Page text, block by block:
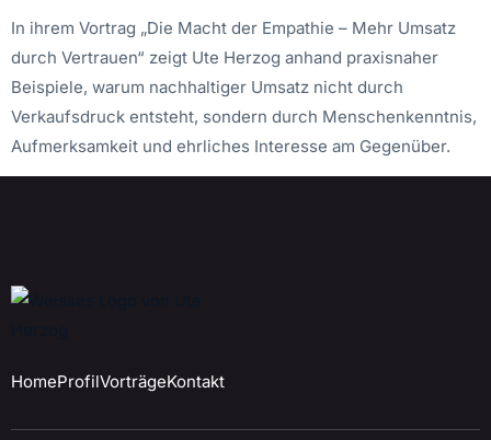
In ihrem Vortrag „Die Macht der Empathie – Mehr Umsatz
durch Vertrauen“ zeigt Ute Herzog anhand praxisnaher
Beispiele, warum nachhaltiger Umsatz nicht durch
Verkaufsdruck entsteht, sondern durch Menschenkenntnis,
Aufmerksamkeit und ehrliches Interesse am Gegenüber.
HomeProfilVorträgeKontakt